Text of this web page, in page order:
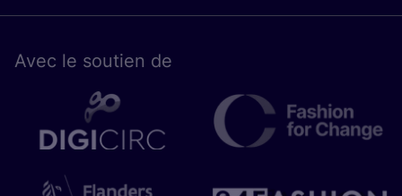
Avec le sou­tien de